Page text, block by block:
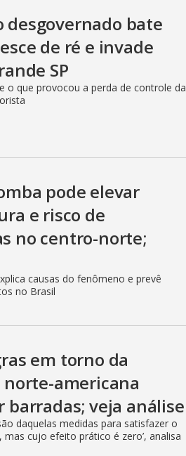
desgovernado bate
de ré e invade
SP
o que provocou a perda de controle da
pode elevar
e risco de
no centro-norte;
causas do fenômeno e prevê
no Brasil
em torno da
americana
barradas; veja análise
daquelas medidas para satisfazer o
mas cujo efeito prático é zero’, analisa